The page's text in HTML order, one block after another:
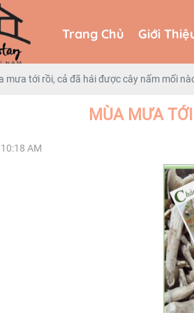
Trang Chủ Giới
Trang Chủ Giới
mưa tới rồi, cả đã hái được cây nấm mối
MÙA MƯA
AM